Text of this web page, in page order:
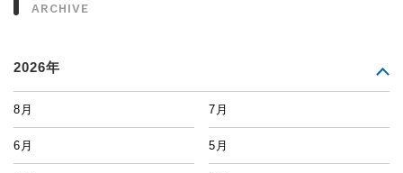
ARCHIVE
2026年
8月 7月
6月 5月